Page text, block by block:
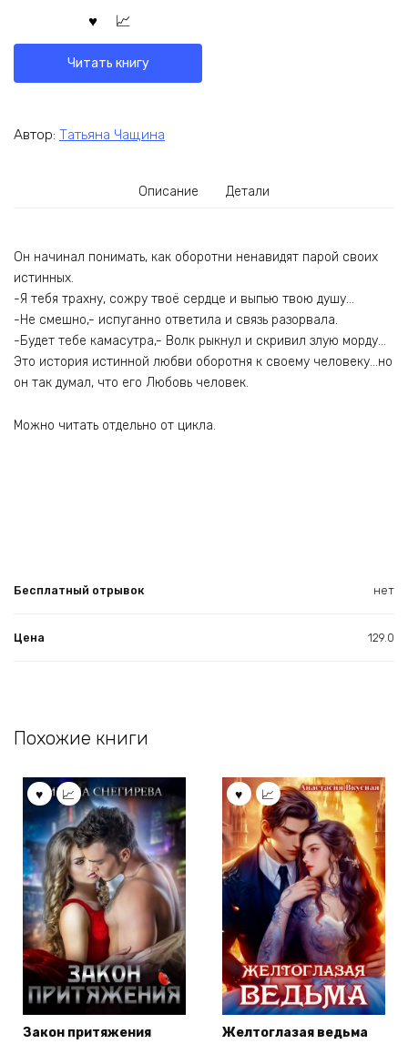
Читать книгу
Автор: Татьяна Чащина
Описание Детали
Он начинал понимать, как оборотни ненавидят парой своих
истинных.
-Я тебя трахну, сожру твоё сердце и выпью твою душу…
-Не смешно,- испуганно ответила и связь разорвала.
-Будет тебе камасутра,- Волк рыкнул и скривил злую морду…
Это история истинной любви оборотня к своему человеку…но
он так думал, что его Любовь человек.
Можно читать отдельно от цикла.
Бесплатный отрывок нет
Цена 129.0
Похожие книги
Закон притяжения Желтоглазая ведьма